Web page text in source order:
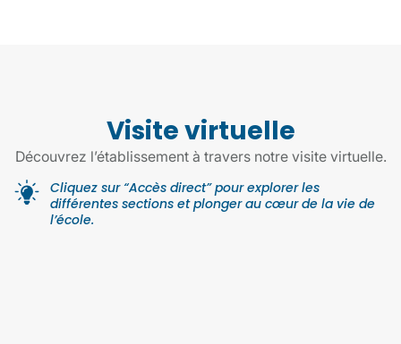
Visite virtuelle
Découvrez l’établissement à travers notre visite virtuelle.
Cliquez sur “Accès direct” pour explorer les
différentes sections et plonger au cœur de la vie de
l’école.